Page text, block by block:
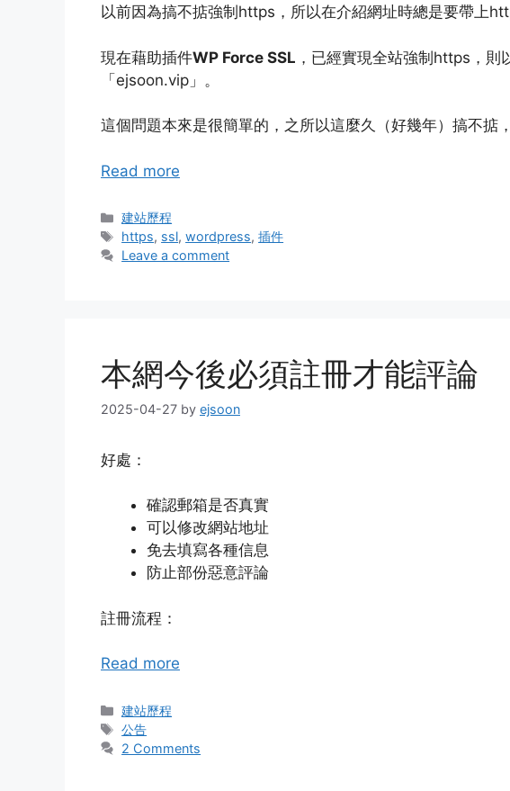
以前因為搞不掂強制https，所以在介紹網址時總是要帶上
現在藉助插件WP Force SSL ，已經實現全站強制https，則
「ejsoon.vip」。
這個問題本來是很簡單的，之所以這麼久（好幾年）搞不掂
Read more
Categories
建站歷程
Tags
https, ssl,wordpress,插件
Leave a comment
本網今後必須註冊才能評論
2025-04-27 by ejsoon
好處：
確認郵箱是否真實
可以修改網站地址
免去填寫各種信息
防止部份惡意評論
註冊流程：
Read more
Categories
建站歷程
Tags
公告
2 Comments